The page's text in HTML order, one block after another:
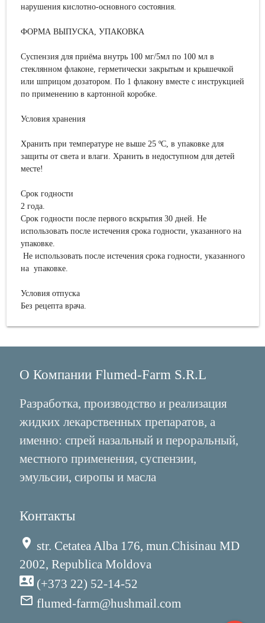
нарушения кислотно-основного состояния.
ФОРМА ВЫПУСКА, УПАКОВКА
Суспензия для приёма внутрь 100 мг/5мл по 100 мл в
стеклянном флаконе, герметически закрытым и крышечкой
или шприцом дозатором. По 1 флакону вместе с инструкцией
по применению в картонной коробке.
Условия хранения
Хранить при температуре не выше 25 ºС, в упаковке для
защиты от света и влаги. Хранить в недоступном для детей
месте!
Срок годности
2 года.
Срок годности после первого вскрытия 30 дней. Не
использовать после истечения срока годности, указанного на
упаковке.
Не использовать после истечения срока годности, указанного
на упаковке.
Условия отпуска
Без рецепта врача.
О Компании Flumed-Farm S.R.L
Разработка, производство и реализация
жидких лекарственных препаратов, а
именно: спрей назальный и пероральный,
местного применения, суспензии,
эмульсии, сиропы и масла
Контакты
place str. Cetatea Alba 176, mun.Chisinau MD
2002, Republica Moldova
contact_phone(+373 22) 52-14-52
mail_outline flumed-farm@hushmail.com